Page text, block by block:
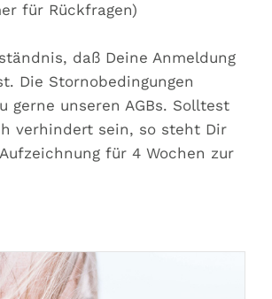
für Rückfragen)
daß Deine Anmeldung
Die Stornobedingungen
gerne unseren AGBs. Solltest
verhindert sein, so steht Dir
für 4 Wochen zur